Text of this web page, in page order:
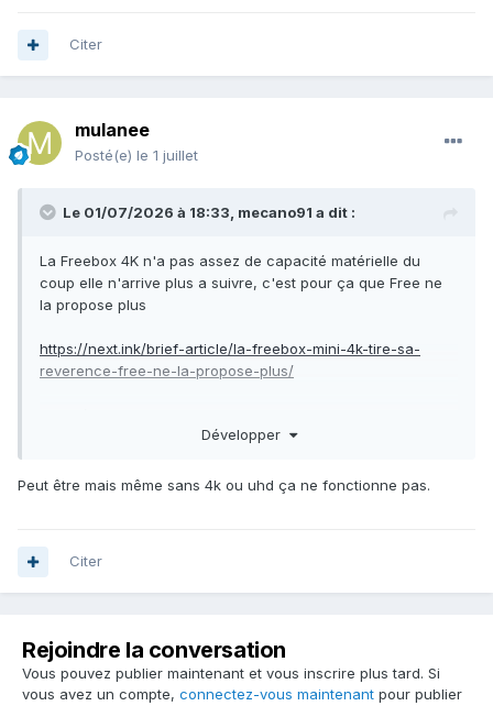
Citer
mulanee
Posté(e) le 1 juillet
Le 01/07/2026 à 18:33, mecano91 a dit :
La Freebox 4K n'a pas assez de capacité matérielle du
coup elle n'arrive plus a suivre, c'est pour ça que Free ne
la propose plus
https://next.ink/brief-article/la-freebox-mini-4k-tire-sa-
reverence-free-ne-la-propose-plus/
Développer
Peut être mais même sans 4k ou uhd ça ne fonctionne pas.
Citer
Rejoindre la conversation
Vous pouvez publier maintenant et vous inscrire plus tard. Si
vous avez un compte, connectez-vous maintenant pour publier